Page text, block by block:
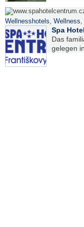
Wellnesshotels, Wellness,
Spa
Das
gelegen